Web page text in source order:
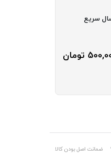
سریع
تومان
ضمانت اصل بودن کالا